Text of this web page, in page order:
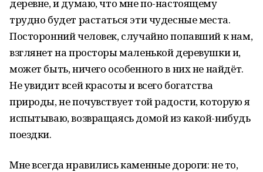
деревне, и думаю, что мне по-настоящему
трудно будет растаться эти чудесные места.
Посторонний человек, случайно попавший к нам,
взглянет на просторы маленькой деревушки и,
может быть, ничего особенного в них не найдёт.
Не увидит всей красоты и всего богатства
природы, не почувствует той радости, которую я
испытываю, возвращаясь домой из какой-нибудь
поездки.
Мне всегда нравились каменные дороги: не то,